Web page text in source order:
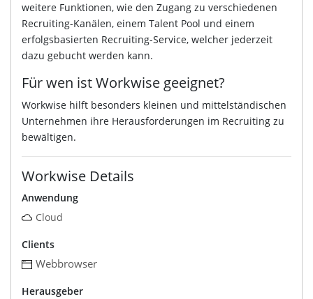
weitere Funktionen, wie den Zugang zu verschiedenen
Recruiting-Kanälen, einem Talent Pool und einem
erfolgsbasierten Recruiting-Service, welcher jederzeit
dazu gebucht werden kann.
Für wen ist Workwise geeignet?
Workwise hilft besonders kleinen und mittelständischen
Unternehmen ihre Herausforderungen im Recruiting zu
bewältigen.
Workwise Details
Anwendung
Cloud
Clients
Webbrowser
Herausgeber